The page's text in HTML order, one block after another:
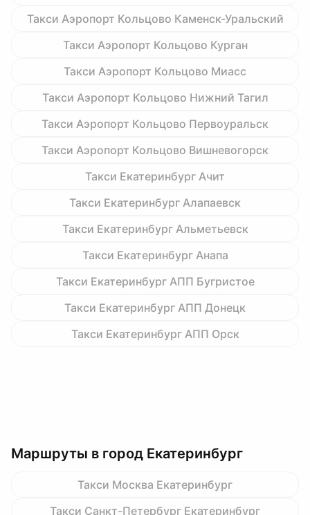
Такси Аэропорт Кольцово Каменск-Уральский
Такси Аэропорт Кольцово Курган
Такси Аэропорт Кольцово Миасс
Такси Аэропорт Кольцово Нижний Тагил
Такси Аэропорт Кольцово Первоуральск
Такси Аэропорт Кольцово Вишневогорск
Такси Екатеринбург Ачит
Такси Екатеринбург Алапаевск
Такси Екатеринбург Альметьевск
Такси Екатеринбург Анапа
Такси Екатеринбург АПП Бугристое
Такси Екатеринбург АПП Донецк
Такси Екатеринбург АПП Орск
Маршруты в город Екатеринбург
Такси Москва Екатеринбург
Такси Санкт-Петербург Екатеринбург